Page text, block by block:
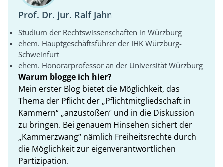
Prof. Dr. jur. Ralf Jahn
Studium der Rechtswissenschaften in Würzburg
ehem. Hauptgeschäftsführer der IHK Würzburg-
Schweinfurt
ehem. Honorarprofessor an der Universität Würzburg
Warum blogge ich hier?
Mein erster Blog bietet die Möglichkeit, das
Thema der Pflicht der „Pflichtmitgliedschaft in
Kammern“ „anzustoßen“ und in die Diskussion
zu bringen. Bei genauem Hinsehen sichert der
„Kammerzwang“ nämlich Freiheitsrechte durch
die Möglichkeit zur eigenverantwortlichen
Partizipation.